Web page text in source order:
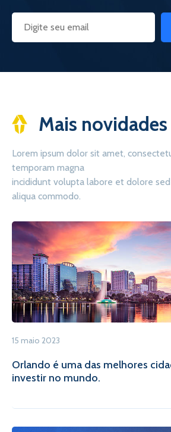
Mais novidades
Lorem ipsum dolor sit amet,
temporam magna
incididunt volupta labore et dolore
aliqua commodo.
15 maio 2023
Orlando é uma das melhores
investir no mundo.